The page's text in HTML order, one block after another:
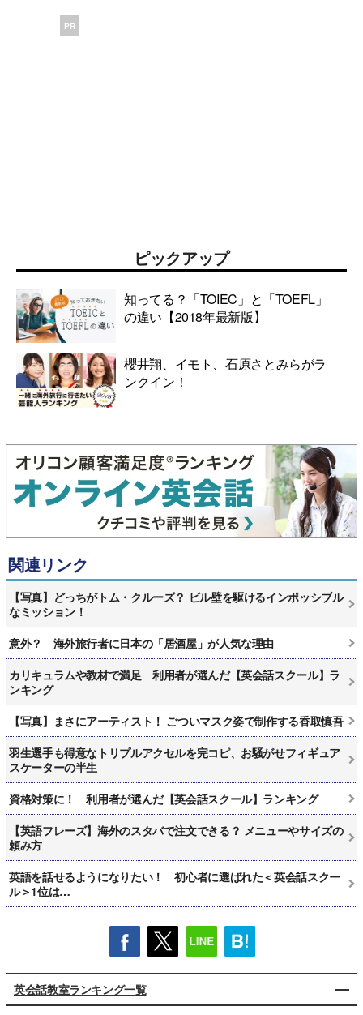
PR
ピックアップ
知ってる？「TOIEC」と「TOEFL」
の違い【2018年最新版】
櫻井翔、イモト、石原さとみらがラ
ンクイン！
関連リンク
【写真】どっちがトム・クルーズ？ ビル壁を駆けるインポッシブル
なミッション！
意外？ 海外旅行者に日本の「居酒屋」が人気な理由
カリキュラムや教材で満足 利用者が選んだ【英会話スクール】ラ
ンキング
【写真】まさにアーティスト！ ごついマスク姿で制作する香取慎吾
羽生選手も得意なトリプルアクセルを完コピ、お騒がせフィギュア
スケーターの半生
資格対策に！ 利用者が選んだ【英会話スクール】ランキング
【英語フレーズ】海外のスタバで注文できる？ メニューやサイズの
頼み方
英語を話せるようになりたい！ 初心者に選ばれた＜英会話スクー
ル＞1位は…
英会話教室ランキング一覧